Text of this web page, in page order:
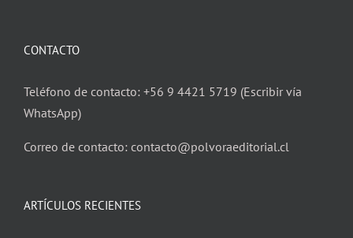
CONTACTO
Teléfono de contacto: +56 9 4421 5719 (Escribir vía
WhatsApp)
Correo de contacto: contacto@polvoraeditorial.cl
ARTÍCULOS RECIENTES